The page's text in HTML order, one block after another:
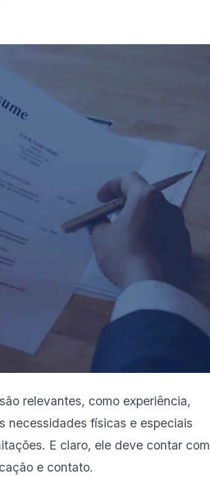
relevantes, como experiência,
necessidades físicas e especiais
E claro, ele deve contar com
e contato.